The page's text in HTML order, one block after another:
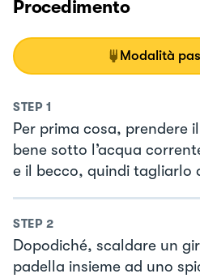
Procedimento
Modalità
STEP 1
Per prima cosa, prendere
bene sotto l’acqua
e il becco, quindi tagliarlo
STEP 2
Dopodiché, scaldare un
padella insieme ad uno